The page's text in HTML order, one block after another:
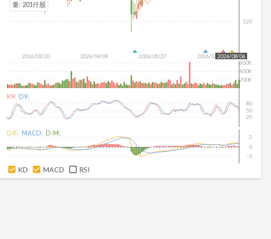
2026/02/20 2026/04/09 2026/05/27 2026/07/15
120
2026/08/06
200K
400K
600K
量: 201仟股
K9: D9:
20
50
80
DIF: MACD: D-M:
-3
0
3
KD MACD RSI